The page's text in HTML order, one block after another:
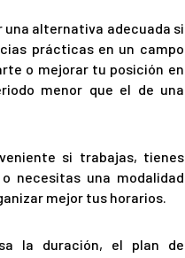
alternativa adecuada si
prácticas en un campo
o mejorar tu posición en
menor que el de una
si trabajas, tienes
necesitas una modalidad
mejor tus horarios.
la duración, el plan de